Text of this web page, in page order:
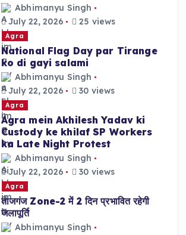
Abhimanyu Singh
July 22, 2026
25 views
Agra
National Flag Day par Tirange
ko di gayi salami
Abhimanyu Singh
July 22, 2026
30 views
Agra
Agra mein Akhilesh Yadav ki
Custody ke khilaf SP Workers
ka Late Night Protest
Abhimanyu Singh
July 22, 2026
30 views
Agra
ताजगंज Zone-2 में 2 दिन प्रभावित रहेगी
जलापूर्ति
Abhimanyu Singh